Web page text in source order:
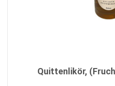
Quittenlikör,